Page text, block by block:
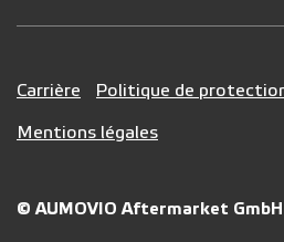
Carrière Politique de
Mentions légales
© AUMOVIO Aftermarket